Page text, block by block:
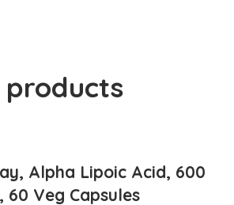
products
Alpha Lipoic Acid, 600
60 Veg Capsules